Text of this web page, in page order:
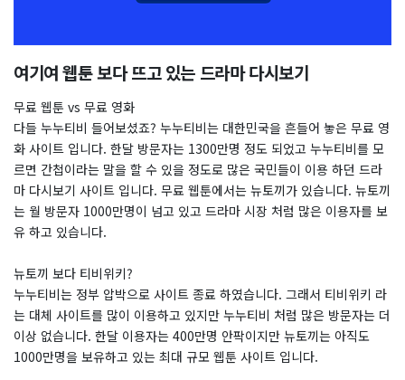
여기여 웹툰 보다 뜨고 있는 드라마 다시보기
무료 웹툰 vs 무료 영화
다들 누누티비 들어보셨죠? 누누티비는 대한민국을 흔들어 놓은 무료 영
화 사이트 입니다. 한달 방문자는 1300만명 정도 되었고 누누티비를 모
르면 간첩이라는 말을 할 수 있을 정도로 많은 국민들이 이용 하던 드라
마 다시보기 사이트 입니다. 무료 웹툰에서는 뉴토끼가 있습니다. 뉴토끼
는 월 방문자 1000만명이 넘고 있고 드라마 시장 처럼 많은 이용자를 보
유 하고 있습니다.
뉴토끼 보다 티비위키?
​누누티비는 정부 압박으로 사이트 종료 하였습니다. 그래서 티비위키 라
는 대체 사이트를 많이 이용하고 있지만 누누티비 처럼 많은 방문자는 더
이상 없습니다. 한달 이용자는 400만명 안팍이지만 뉴토끼는 아직도
1000만명을 보유하고 있는 최대 규모 웹툰 사이트 입니다.